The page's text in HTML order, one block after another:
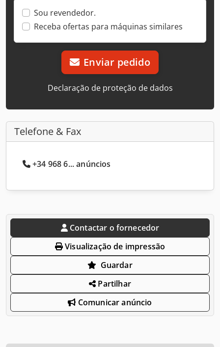
Sou revendedor.
Receba ofertas para máquinas similares
Enviar pedido
Declaração de proteção de dados
Telefone & Fax
+34 968 6... anúncios
Contactar o fornecedor
Visualização de impressão
Guardar
Partilhar
Comunicar anúncio